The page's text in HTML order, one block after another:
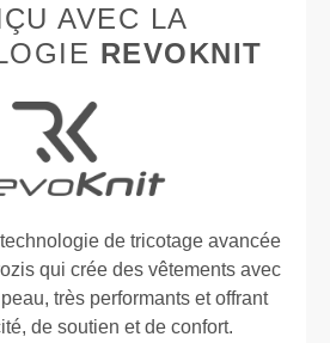
AVEC LA
REVOKNIT
de tricotage avancée
qui crée des vêtements avec
très performants et offrant
de soutien et de confort.